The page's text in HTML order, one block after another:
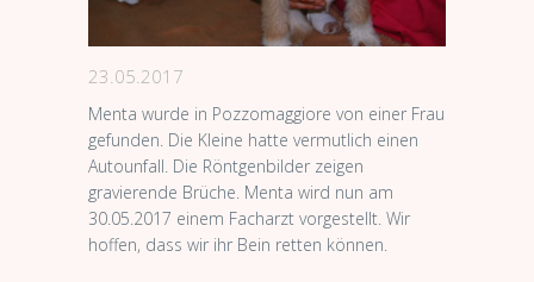
23.05.2017
Menta wurde in Pozzomaggiore von einer Frau
gefunden. Die Kleine hatte vermutlich einen
Autounfall. Die Röntgenbilder zeigen
gravierende Brüche. Menta wird nun am
30.05.2017 einem Facharzt vorgestellt. Wir
hoffen, dass wir ihr Bein retten können.